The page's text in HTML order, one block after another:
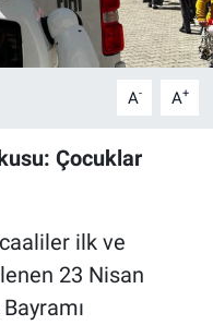
A- A+
Çocuklar
ilk ve
23 Nisan